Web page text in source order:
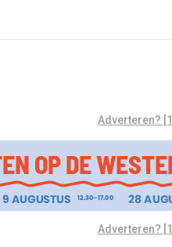
Adverteren?
Adverteren?